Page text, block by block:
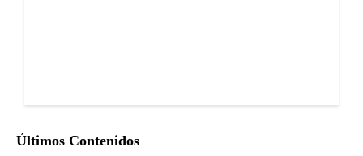
Últimos Contenidos